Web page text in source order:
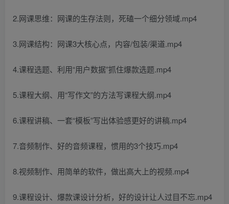
2.网课思维：网课的生存法则，死磕一个细分领域.mp4
3.网课结构：网课3大核心点，内容/包装/渠道.mp4
4.课程选题、利用“用户数据”抓住爆款选题.mp4
5.课程大纲、用“写作文”的方法写课程大纲.mp4
6.课程讲稿、一套“模板”写出体验感更好的讲稿.mp4
7.音频制作、好的音频课程，惯用的3个技巧.mp4
8.视频制作、用简单的软件，做出高大上的视频.mp4
9.课程设计、爆款课设计分析，好的设计让人过目不忘.mp4